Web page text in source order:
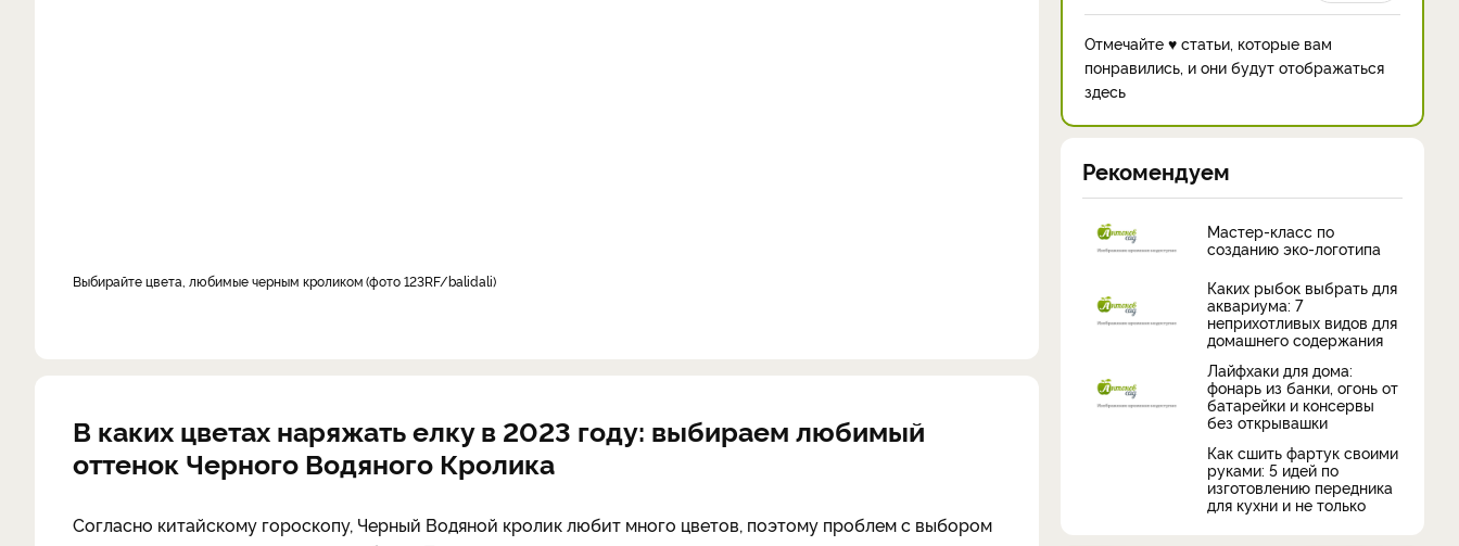
Выбирайте цвета, любимые черным кроликом фото 123RF/balidali
В каких цветах наряжать елку в 2023 году: выбираем любимый
оттенок Черного Водяного Кролика
Согласно китайскому гороскопу, Черный Водяной кролик любит много цветов, поэтому проблем с выбором
Отмечайте ♥ статьи, которые вам
понравились, и они будут отображаться
здесь
Рекомендуем
Мастер-класс по
созданию эко-логотипа
Каких рыбок выбрать для
аквариума: 7
неприхотливых видов для
домашнего содержания
Лайфхаки для дома:
фонарь из банки, огонь от
батарейки и консервы
без открывашки
Как сшить фартук своими
руками: 5 идей по
изготовлению передника
для кухни и не только